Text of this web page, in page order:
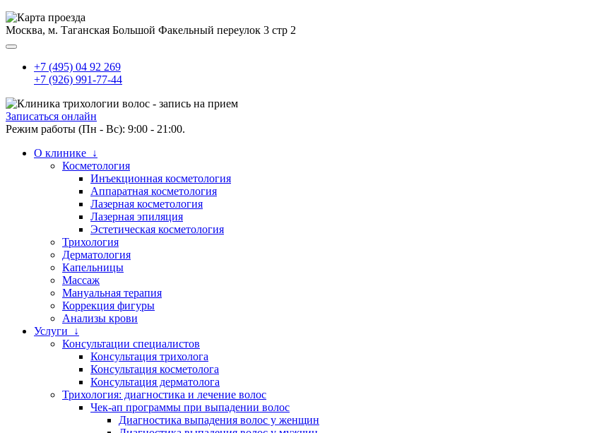
Москва, м. Таганская Большой Факельный переулок 3 стр 2
+7 (495) 04 92 269
+7 (926) 991-77-44
Записаться онлайн
Режим работы (Пн - Вс): 9:00 - 21:00.
О клинике ↓
Косметология
Инъекционная косметология
Аппаратная косметология
Лазерная косметология
Лазерная эпиляция
Эстетическая косметология
Трихология
Дерматология
Капельницы
Массаж
Мануальная терапия
Коррекция фигуры
Анализы крови
Услуги ↓
Консультации специалистов
Консультация трихолога
Консультация косметолога
Консультация дерматолога
Трихология: диагностика и лечение волос
Чек-ап программы при выпадении волос
Диагностика выпадения волос у женщин